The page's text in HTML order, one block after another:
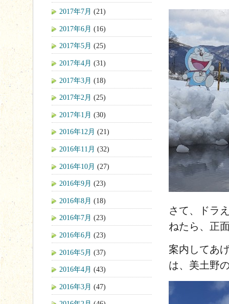
さて、ドラ
ねたら、正
案内してあ
は、美土野
2017年7月 (21)
2017年6月 (16)
2017年5月 (25)
2017年4月 (31)
2017年3月 (18)
2017年2月 (25)
2017年1月 (30)
2016年12月 (21)
2016年11月 (32)
2016年10月 (27)
2016年9月 (23)
2016年8月 (18)
2016年7月 (23)
2016年6月 (23)
2016年5月 (37)
2016年4月 (43)
2016年3月 (47)